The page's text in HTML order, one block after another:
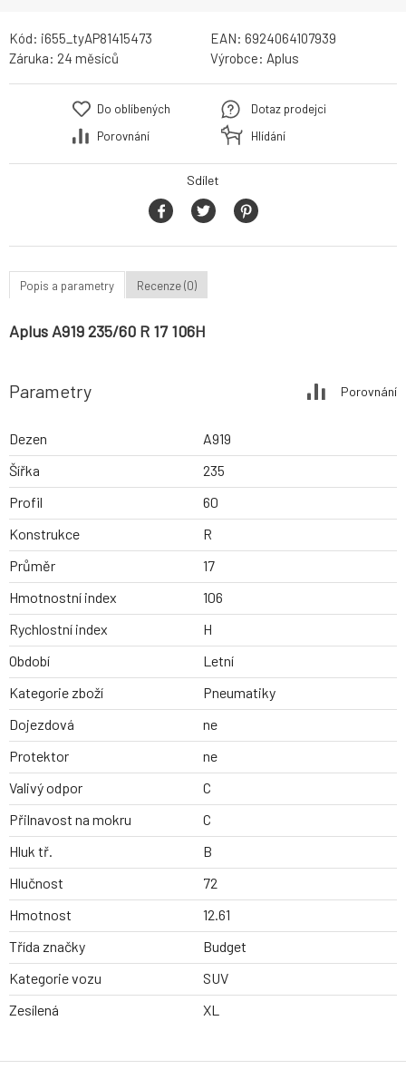
Kód: i655_tyAP81415473 EAN: 6924064107939
Záruka: 24 měsíců Výrobce: Aplus
Do oblíbených
Porovnání
Dotaz prodejci
Hlídání
Sdílet
Popis a parametry Recenze (0)
Aplus A919 235/60 R 17 106H
Parametry Porovnání
Dezen
A919
Šířka
235
Profil
60
Konstrukce
R
Průměr
17
Hmotnostní index
106
Rychlostní index
H
Období
Letní
Kategorie zboží
Pneumatiky
Dojezdová
ne
Protektor
ne
Valivý odpor
C
Přilnavost na mokru
C
Hluk tř.
B
Hlučnost
72
Hmotnost
12.61
Třída značky
Budget
Kategorie vozu
SUV
Zesílená
XL